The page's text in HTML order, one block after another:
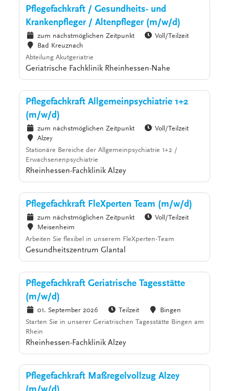
Pflegefachkraft / Gesundheits- und
Krankenpfleger / Altenpfleger (m/w/d)
zum nächstmöglichen Zeitpunkt
Voll/Teilzeit
Bad Kreuznach
Abteilung Akutgeriatrie
Geriatrische Fachklinik Rheinhessen-Nahe
Pflegefachkraft Allgemeinpsychiatrie 1+2
(m/w/d)
zum nächstmöglichen Zeitpunkt
Voll/Teilzeit
Alzey
Stationäre Bereiche der Allgemeinpsychiatrie 1+2 /
Erwachsenenpsychiatrie
Rheinhessen-Fachklinik Alzey
Pflegefachkraft FleXperten Team (m/w/d)
zum nächstmöglichen Zeitpunkt
Voll/Teilzeit
Meisenheim
Arbeiten Sie flexibel in unserem FleXperten-Team
Gesundheitszentrum Glantal
Pflegefachkraft Geriatrische Tagesstätte
(m/w/d)
01. September 2026 Teilzeit
Bingen
Starten Sie in unserer Geriatrischen Tagesstätte Bingen am
Rhein
Rheinhessen-Fachklinik Alzey
Pflegefachkraft Maßregelvollzug Alzey